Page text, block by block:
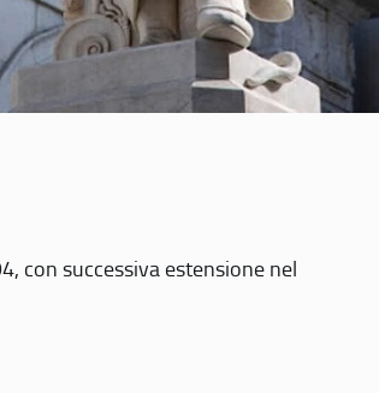
con successiva estensione nel